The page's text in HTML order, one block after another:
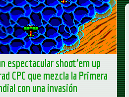
espectacular shoot’em up
CPC que mezcla la Primera
con una invasión